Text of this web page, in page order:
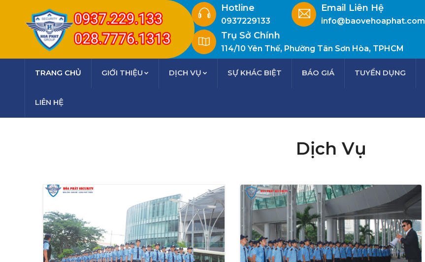
Hotline
0937229133
Email Liên Hệ
info@baovehoaphat.com
Trụ Sở Chính
114/10 Yên Thế, Phường Tân Sơn Hòa, TPHCM
TRANG CHỦ GIỚI THIỆU DỊCH VỤ SỰ KHÁC BIỆT BÁO GIÁ TUYỂN DỤNG
LIÊN HỆ
Dịch Vụ